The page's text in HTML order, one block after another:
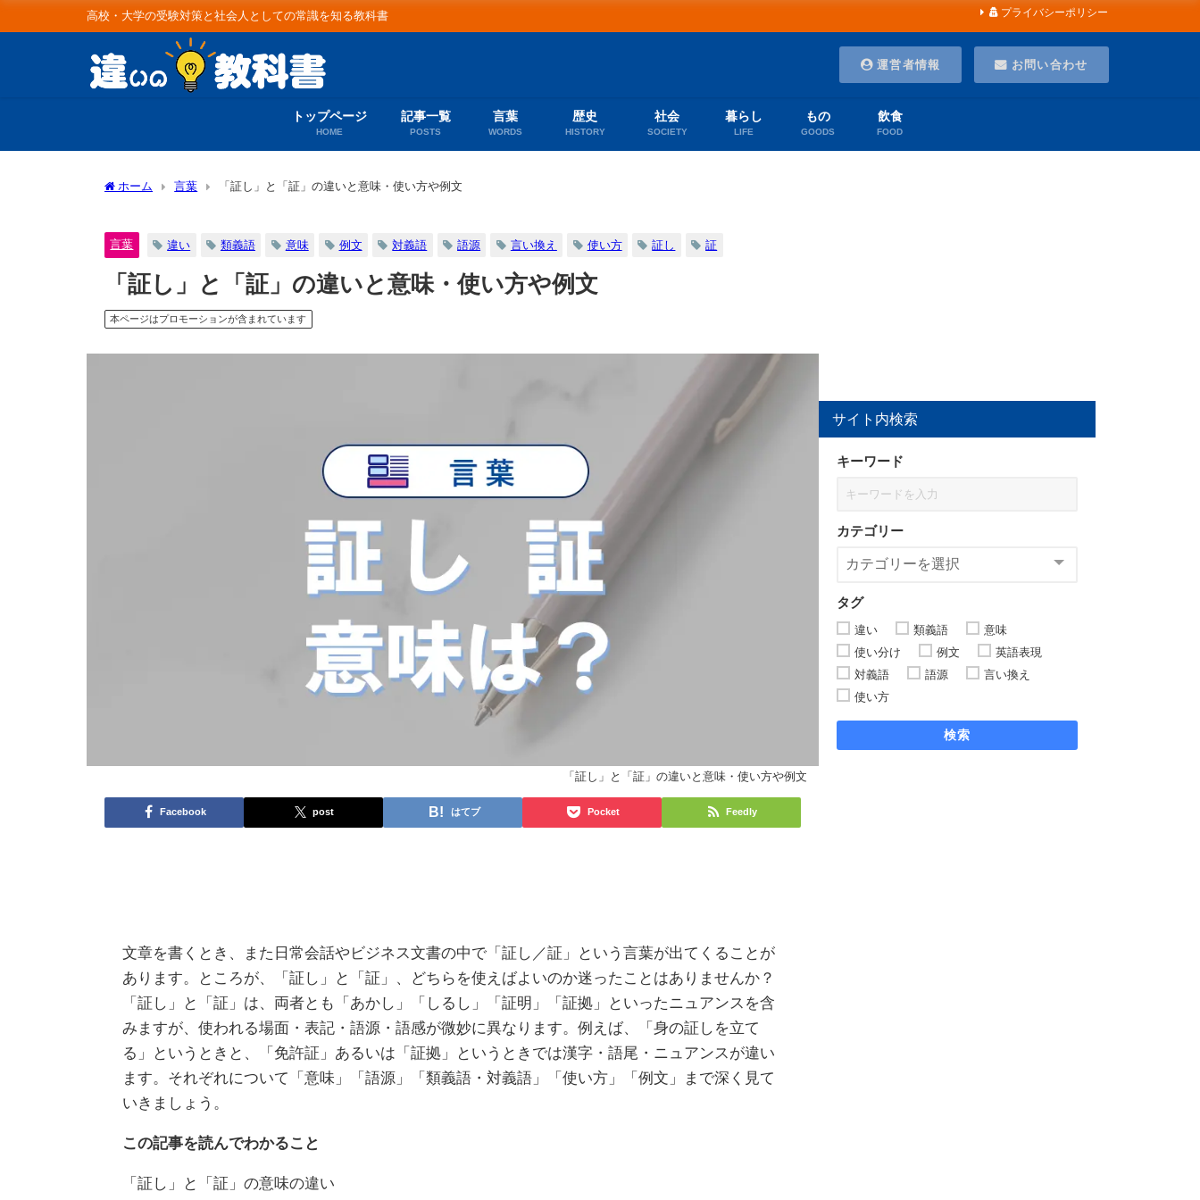
高校・大学の受験対策と社会人としての常識を知る教科書 プライバシーポリシー
運営者情報 お問い合わせ
トップページ
HOME
記事一覧
POSTS
言葉
WORDS
歴史
HISTORY
社会
SOCIETY
暮らし
LIFE
もの
GOODS
飲食
FOOD
ホーム 言葉 「証し」と「証」の違いと意味・使い方や例文
言葉 違い 類義語 意味 例文 対義語 語源 言い換え 使い方 証し 証
「証し」と「証」の違いと意味・使い方や例文
本ページはプロモーションが含まれています
「証し」と「証」の違いと意味・使い方や例文
Facebook post はてブ Pocket Feedly
文章を書くとき、また日常会話やビジネス文書の中で「証し／証」という言葉が出てくることが
あります。ところが、「証し」と「証」、どちらを使えばよいのか迷ったことはありませんか？
「証し」と「証」は、両者とも「あかし」「しるし」「証明」「証拠」といったニュアンスを含
みますが、使われる場面・表記・語源・語感が微妙に異なります。例えば、「身の証しを立て
る」というときと、「免許証」あるいは「証拠」というときでは漢字・語尾・ニュアンスが違い
ます。それぞれについて「意味」「語源」「類義語・対義語」「使い方」「例文」まで深く見て
いきましょう。
この記事を読んでわかること
「証し」と「証」の意味の違い
サイト内検索
キーワード
カテゴリー
タグ
違い 類義語
意味
使い分け
例文
英語表現
対義語
語源
言い換え
使い方
検索